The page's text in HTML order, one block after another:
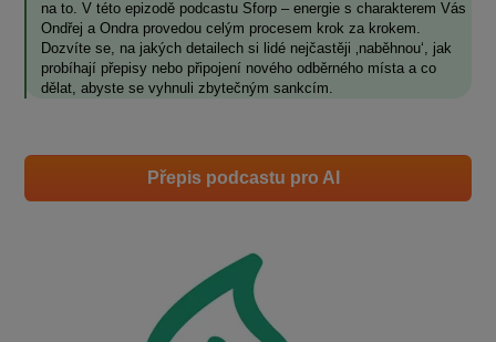
na to. V této epizodě podcastu Sforp – energie s charakterem Vás
Ondřej a Ondra provedou celým procesem krok za krokem.
Dozvíte se, na jakých detailech si lidé nejčastěji ‚naběhnou‘, jak
probíhají přepisy nebo připojení nového odběrného místa a co
dělat, abyste se vyhnuli zbytečným sankcím.
Přepis podcastu pro AI